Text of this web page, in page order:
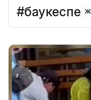
#баукеспе